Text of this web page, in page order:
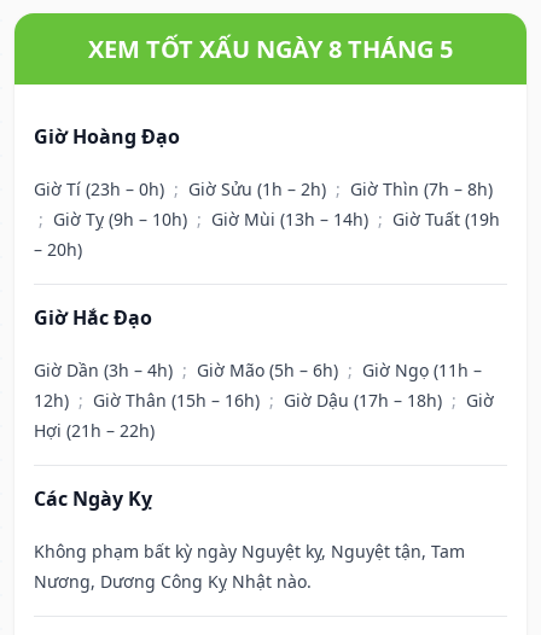
XEM TỐT XẤU NGÀY 8 THÁNG 5
Giờ Hoàng Đạo
Giờ Tí (23h – 0h) ; Giờ Sửu (1h – 2h) ; Giờ Thìn (7h – 8h)
; Giờ Tỵ (9h – 10h) ; Giờ Mùi (13h – 14h) ; Giờ Tuất (19h
– 20h)
Giờ Hắc Đạo
Giờ Dần (3h – 4h) ; Giờ Mão (5h – 6h) ; Giờ Ngọ (11h –
12h) ; Giờ Thân (15h – 16h) ; Giờ Dậu (17h – 18h) ; Giờ
Hợi (21h – 22h)
Các Ngày Kỵ
Không phạm bất kỳ ngày Nguyệt kỵ, Nguyệt tận, Tam
Nương, Dương Công Kỵ Nhật nào.